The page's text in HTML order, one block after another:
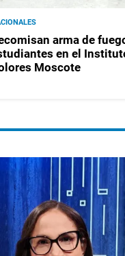
arma de
en el
Moscote